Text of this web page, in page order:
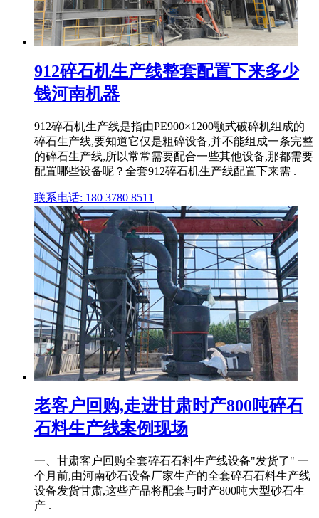
912碎石机生产线整套配置下来多少
钱河南机器
912碎石机生产线是指由PE900×1200颚式破碎机组成的
碎石生产线,要知道它仅是粗碎设备,并不能组成一条完整
的碎石生产线,所以常常需要配合一些其他设备,那都需要
配置哪些设备呢？全套912碎石机生产线配置下来需 .
联系电话: 180 3780 8511
老客户回购,走进甘肃时产800吨碎石
石料生产线案例现场
一、甘肃客户回购全套碎石石料生产线设备"发货了" 一
个月前,由河南砂石设备厂家生产的全套碎石石料生产线
设备发货甘肃,这些产品将配套与时产800吨大型砂石生
产 .